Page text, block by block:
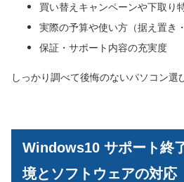
買い替えキャンペーンや下取り
実際の予算や使い方（据え置き
保証・サポート内容の充実度
しっかり調べて後悔のないパソコン選
Windows10 サポート終
境とソフトウェアの対応